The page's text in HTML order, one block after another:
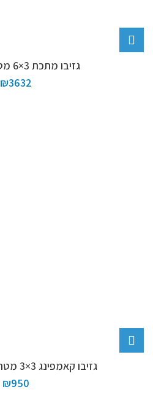
גזיבו מתכת 3×6 מטר – ממותג
₪3632
גזיבו קאמפינג 3×3 מטר עם קירות רשת
₪950